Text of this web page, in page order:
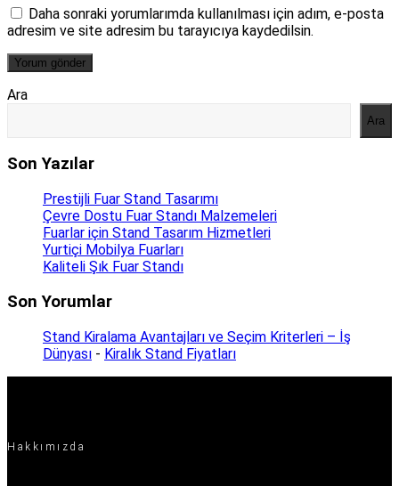
Daha sonraki yorumlarımda kullanılması için adım, e-posta
adresim ve site adresim bu tarayıcıya kaydedilsin.
Ara
Ara
Son Yazılar
Prestijli Fuar Stand Tasarımı
Çevre Dostu Fuar Standı Malzemeleri
Fuarlar için Stand Tasarım Hizmetleri
Yurtiçi Mobilya Fuarları
Kaliteli Şık Fuar Standı
Son Yorumlar
Stand Kiralama Avantajları ve Seçim Kriterleri – İş
Dünyası - Kiralık Stand Fiyatları
Hakkımızda